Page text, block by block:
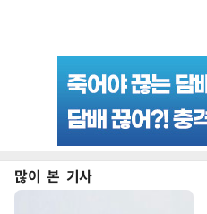
많이 본 기사